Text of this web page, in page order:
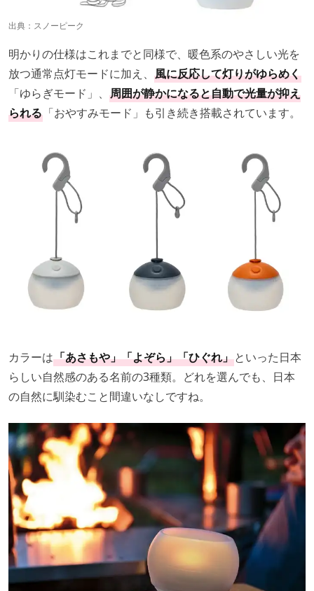
出典： スノーピーク
明かりの仕様はこれまでと同様で、暖色系のやさしい光を
放つ通常点灯モードに加え、 風に反応して灯りがゆらめく
「ゆらぎモード」、 周囲が静かになると自動で光量が抑え
られる 「おやすみモード」も引き続き搭載されています。
カラーは「あさもや」「よぞら」「ひぐれ」といった日本
らしい自然感のある名前の3種類。どれを選んでも、日本
の自然に馴染むこと間違いなしですね。